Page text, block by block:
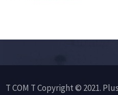
T COM T Copyright © 2021.